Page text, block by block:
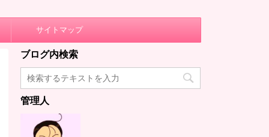
サイトマップ
ブログ内検索
管理人